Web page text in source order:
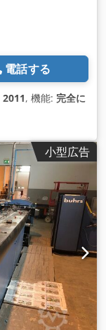
電話する
2011, 機能: 完全に
小型広告